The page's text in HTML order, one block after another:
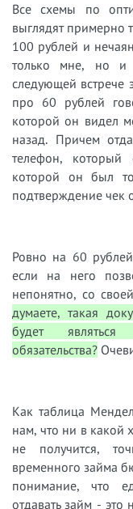
Все схемы по
выглядят примерно
100 рублей и
только мне, но и
следующей встрече
про 60 рублей
которой он видел
назад. Причем
телефон, который
которой он был
подтверждение чек
Ровно на 60
если на него
непонятно, со
думаете, такая
будет
обязательства?
Как таблица
нам, что ни в какой
не получится,
временного займа
понимание, что
отдавать займ - это